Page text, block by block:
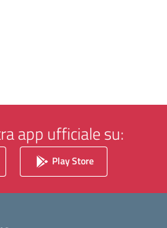
app ufficiale su:
Play Store